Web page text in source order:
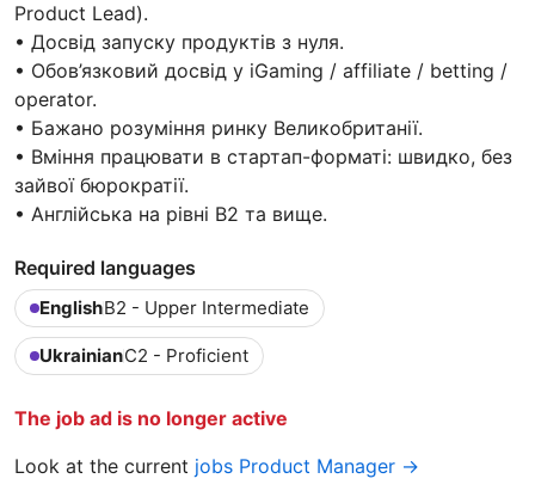
Product Lead).
• Досвід запуску продуктів з нуля.
• Обов’язковий досвід у iGaming / affiliate / betting /
operator.
• Бажано розуміння ринку Великобританії.
• Вміння працювати в стартап-форматі: швидко, без
зайвої бюрократії.
• Англійська на рівні B2 та вище.
Required languages
EnglishB2 - Upper Intermediate
UkrainianC2 - Proficient
The job ad is no longer active
Look at the current jobs Product Manager →